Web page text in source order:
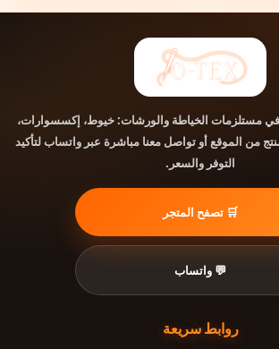
الخياطة والورشات: خيوط، إكسسوارات،
من الموقع أو تواصل معنا مباشرة عبر واتساب لتأكيد
التوفر والسعر.
🛒 تصفح المتجر
💬 واتساب
روابط سريعة